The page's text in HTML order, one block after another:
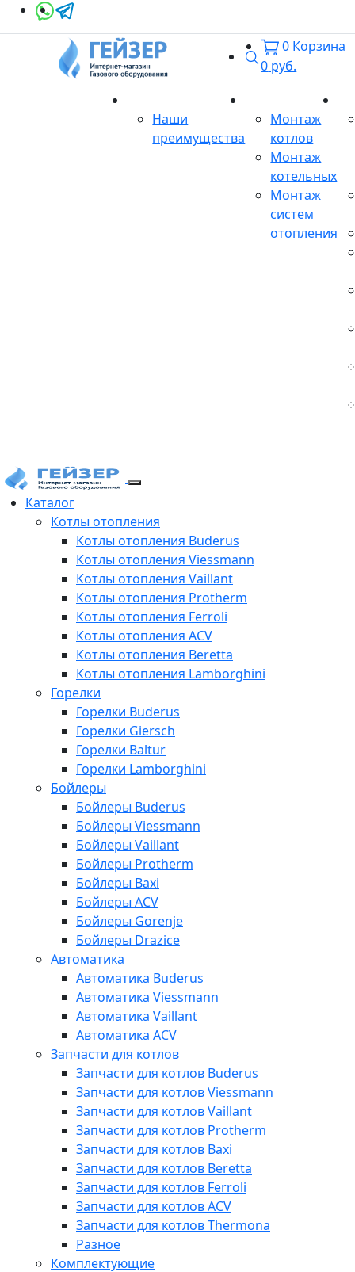
Поиск
0 Корзина
0 руб.
Наши
преимущества
Монтаж
котлов
Монтаж
котельных
Монтаж
систем
отопления
Каталог
Котлы отопления
Котлы отопления Buderus
Котлы отопления Viessmann
Котлы отопления Vaillant
Котлы отопления Protherm
Котлы отопления Ferroli
Котлы отопления ACV
Котлы отопления Beretta
Котлы отопления Lamborghini
Горелки
Горелки Buderus
Горелки Giersch
Горелки Baltur
Горелки Lamborghini
Бойлеры
Бойлеры Buderus
Бойлеры Viessmann
Бойлеры Vaillant
Бойлеры Protherm
Бойлеры Baxi
Бойлеры ACV
Бойлеры Gorenje
Бойлеры Drazice
Автоматика
Автоматика Buderus
Автоматика Viessmann
Автоматика Vaillant
Автоматика ACV
Запчасти для котлов
Запчасти для котлов Buderus
Запчасти для котлов Viessmann
Запчасти для котлов Vaillant
Запчасти для котлов Protherm
Запчасти для котлов Baxi
Запчасти для котлов Beretta
Запчасти для котлов Ferroli
Запчасти для котлов ACV
Запчасти для котлов Thermona
Разное
Комплектующие